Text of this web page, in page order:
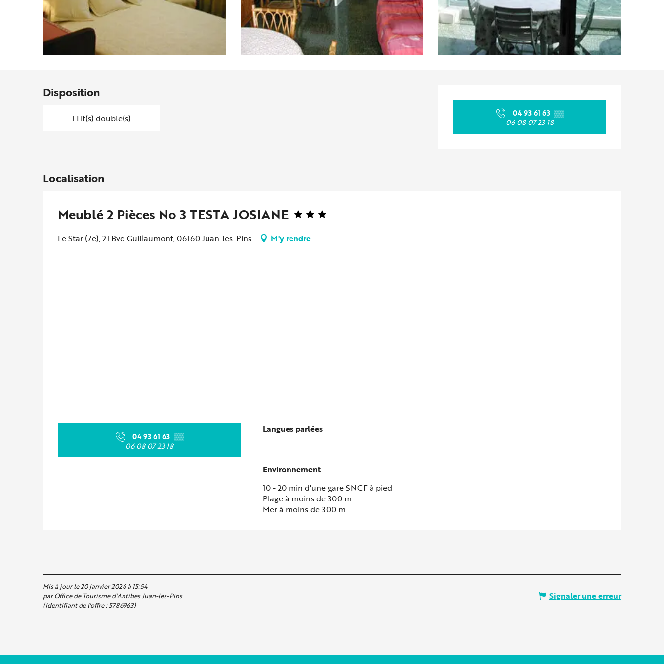
Ouverture et coordonnées
04 93 61 63 ▒▒
06 08 07 23 18
Disposition
1 Lit(s) double(s)
Localisation
Meublé 2 Pièces No 3 TESTA JOSIANE
Le Star (7e), 21 Bvd Guillaumont, 06160 Juan-les-Pins M'y rendre
04 93 61 63 ▒▒
06 08 07 23 18
Langues parlées
Langues parlées
Environnement
Environnement
10 - 20 min d'une gare SNCF à pied
Plage à moins de 300 m
Mer à moins de 300 m
Mis à jour le 20 janvier 2026 à 15:54
par Office de Tourisme d'Antibes Juan-les-Pins
(Identifiant de l'offre :5786963)
Signaler une erreur